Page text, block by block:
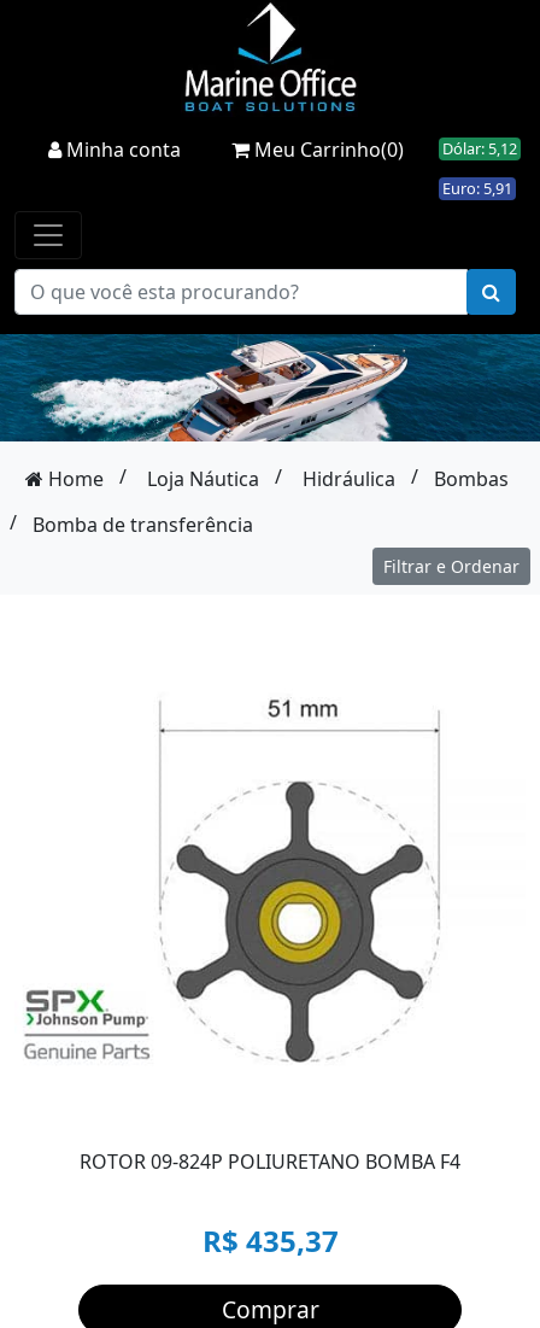
Minha conta Meu Carrinho(0)
Dólar: 5,12
Euro: 5,91
Home / Loja Náutica / Hidráulica /
Bombas
/
Bomba de transferência
Filtrar e Ordenar
ROTOR 09-824P POLIURETANO BOMBA F4
R$ 435,37
Comprar